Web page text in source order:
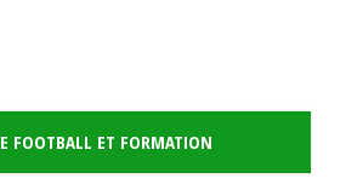
FOOTBALL ET FORMATION